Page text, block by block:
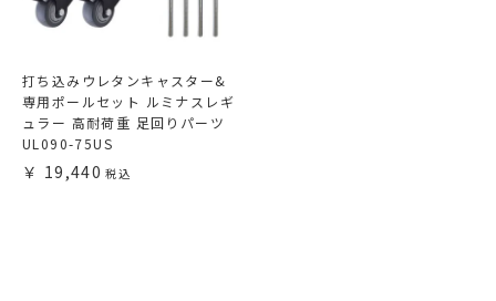
打ち込みウレタンキャスター&
専用ポールセット ルミナスレギ
ュラー 高耐荷重 足回りパーツ
UL090-75US
19,440